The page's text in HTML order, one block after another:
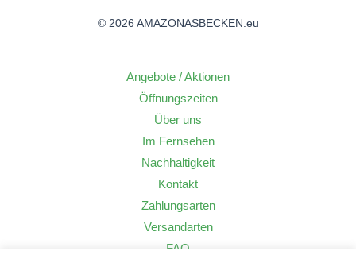
© 2026 AMAZONASBECKEN.eu
Angebote / Aktionen
Öffnungszeiten
Über uns
Im Fernsehen
Nachhaltigkeit
Kontakt
Zahlungsarten
Versandarten
FAQ